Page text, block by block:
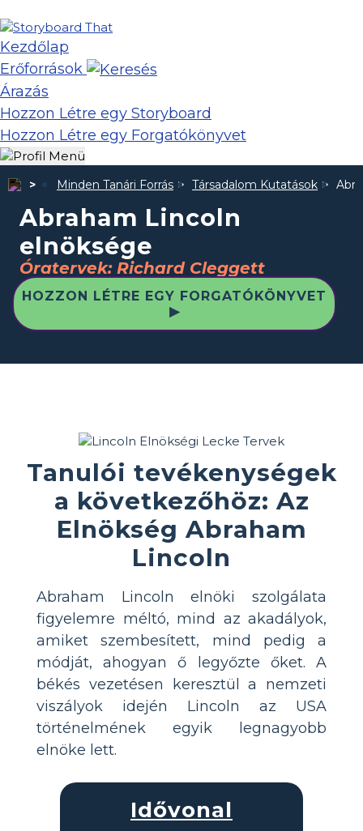
Kezdőlap
Erőforrások
Árazás
Hozzon Létre egy Storyboard
Hozzon Létre egy Forgatókönyvet
Minden Tanári Forrás Társadalom Kutatások
Abraham Lincoln
elnöksége
Óratervek: Richard Cleggett
HOZZON LÉTRE EGY FORGATÓKÖNYVET
▶
Tanulói tevékenységek
a következőhöz: Az
Elnökség Abraham
Lincoln
Abraham Lincoln elnöki szolgálata
figyelemre méltó, mind az akadályok,
amiket szembesített, mind pedig a
módját, ahogyan ő legyőzte őket. A
békés vezetésen keresztül a nemzeti
viszályok idején Lincoln az USA
történelmének egyik legnagyobb
elnöke lett.
Idővonal